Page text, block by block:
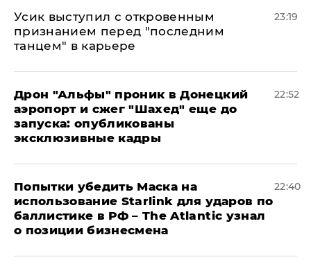
Усик выступил с откровенным
признанием перед "последним
танцем" в карьере
23:19
Дрон "Альфы" проник в Донецкий
аэропорт и сжег "Шахед" еще до
запуска: опубликованы
эксклюзивные кадры
22:52
Попытки убедить Маска на
использование Starlink для ударов по
баллистике в РФ – The Atlantic узнал
о позиции бизнесмена
22:40